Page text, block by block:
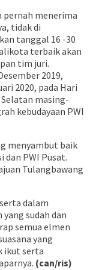
pernah menerima
tidak di
tanggal 16 -30
terbaik akan
tim juri.
2019,
2020, pada Hari
masing-
kebudayaan PWI
menyambut baik
dan PWI Pusat.
Tulangbawang
dalam
sudah dan
semua elmen
yang
ikut serta
(can/ris)